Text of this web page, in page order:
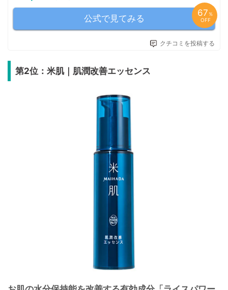
公式で見てみる
67 ％
OFF
クチコミを投稿する
第2位：米肌｜肌潤改善エッセンス